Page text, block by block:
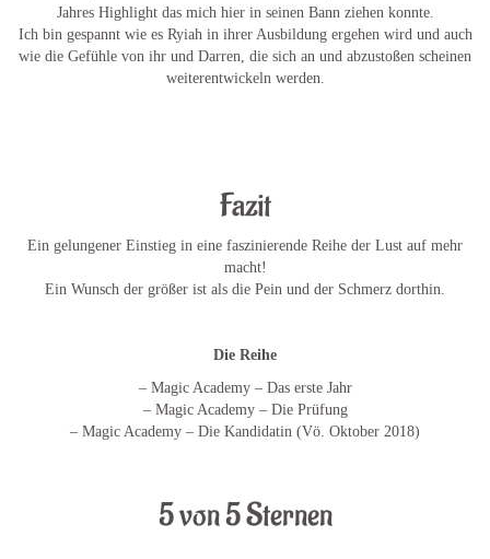
Jahres Highlight das mich hier in seinen Bann ziehen konnte.
Ich bin gespannt wie es Ryiah in ihrer Ausbildung ergehen wird und auch
wie die Gefühle von ihr und Darren, die sich an und abzustoßen scheinen
weiterentwickeln werden.
Fazit
Ein gelungener Einstieg in eine faszinierende Reihe der Lust auf mehr
macht!
Ein Wunsch der größer ist als die Pein und der Schmerz dorthin.
Die Reihe
– Magic Academy – Das erste Jahr
– Magic Academy – Die Prüfung
– Magic Academy – Die Kandidatin (Vö. Oktober 2018)
5 von 5 Sternen